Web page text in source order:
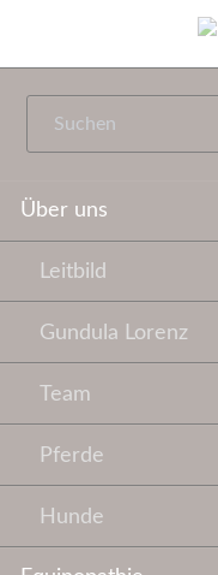
Navigation
Über uns
Leitbild
Gundula Lorenz
Team
Pferde
Hunde